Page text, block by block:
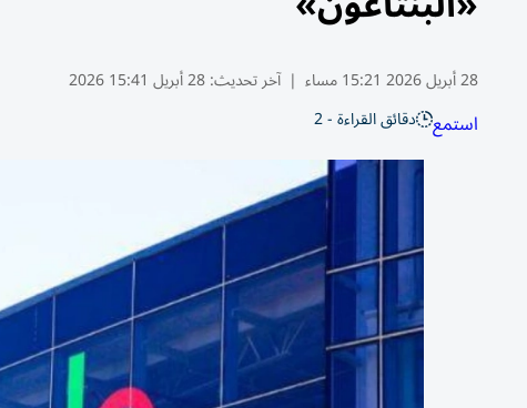
28 أبريل 2026 15:21 مساء | آخر تحديث:28 أبريل 15:41 2026
استمع دقائق القراءة - 2